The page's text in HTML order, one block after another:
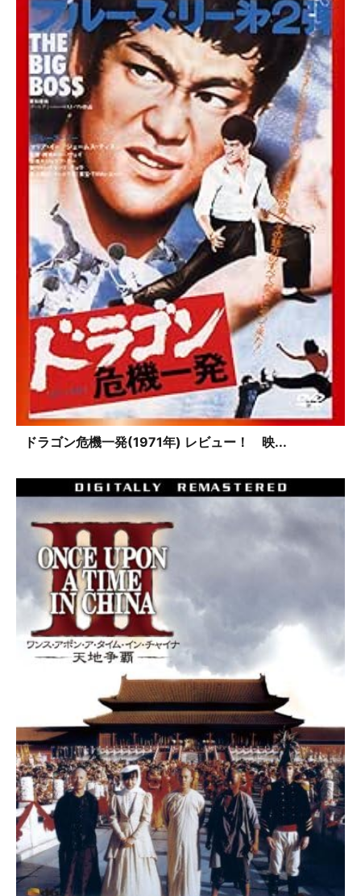
ドラゴン危機一発(1971年) レビュー！ 映...